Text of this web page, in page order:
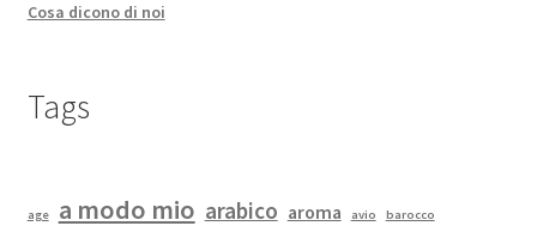
Cosa dicono di noi
Tags
age a modo mio arabico aroma avio barocco